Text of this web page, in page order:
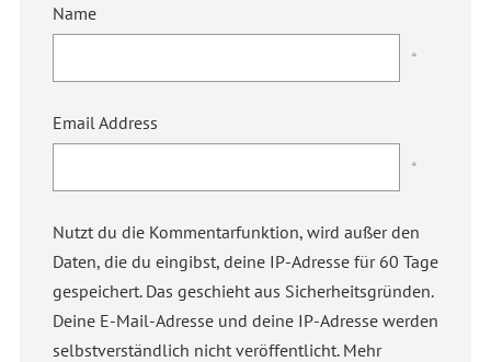
Name
*
Email Address
*
Nutzt du die Kommentarfunktion, wird außer den
Daten, die du eingibst, deine IP-Adresse für 60 Tage
gespeichert. Das geschieht aus Sicherheitsgründen.
Deine E-Mail-Adresse und deine IP-Adresse werden
selbstverständlich nicht veröffentlicht. Mehr